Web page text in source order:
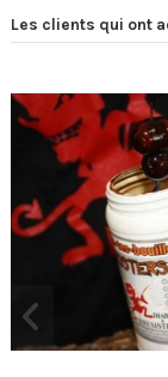
Les clients qui ont